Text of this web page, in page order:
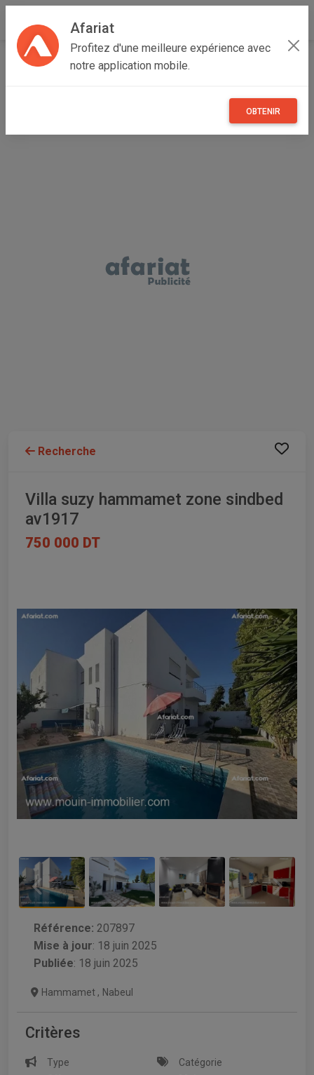
Afariat
Profitez d'une meilleure expérience avec
notre application mobile.
OBTENIR
Accueil Immobilier Cap bon - Sahel
VILLA SUZY Hammamet Zone Sindbed AV1917
Recherche
Villa suzy hammamet zone sindbed
av1917
750 000 DT
Référence: 207897
Mise à jour: 18 juin 2025
Publiée: 18 juin 2025
Hammamet , Nabeul
Critères
Type
Catégorie